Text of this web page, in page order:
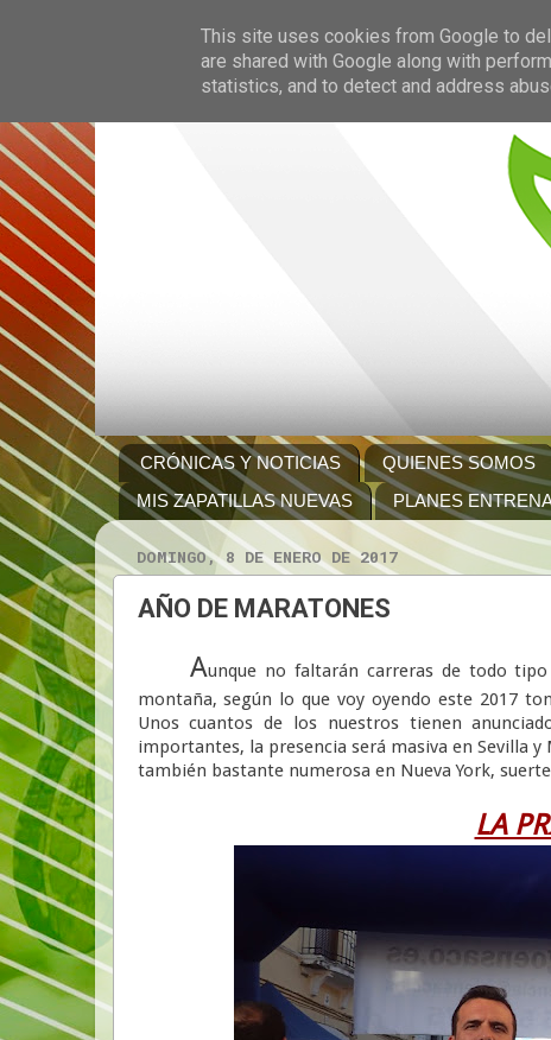
CRÓNICAS Y NOTICIAS QUIENES SOMOS
MIS ZAPATILLAS NUEVAS
PLANES
DOMINGO, 8 DE ENERO DE 2017
AÑO DE MARATONES
Aunque no faltarán carreras de todo
montaña, según lo que voy oyendo este 2017
Unos cuantos de los nuestros tienen
importantes, la presencia será masiva en Sevilla
también bastante numerosa en Nueva York,
LA
This site uses cookies from Google to
are shared with Google along with
statistics, and to detect and address